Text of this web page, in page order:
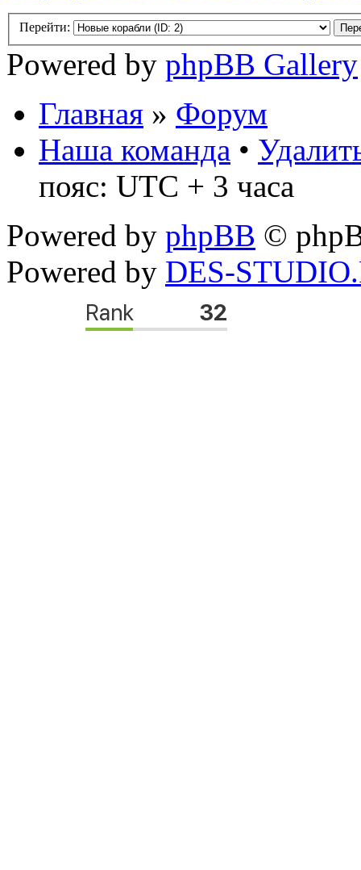
Перейти:
Powered by phpBB Gallery
Главная » Форум
Наша команда •
пояс: UTC + 3 часа
Powered by phpBB ©
Powered by DES-